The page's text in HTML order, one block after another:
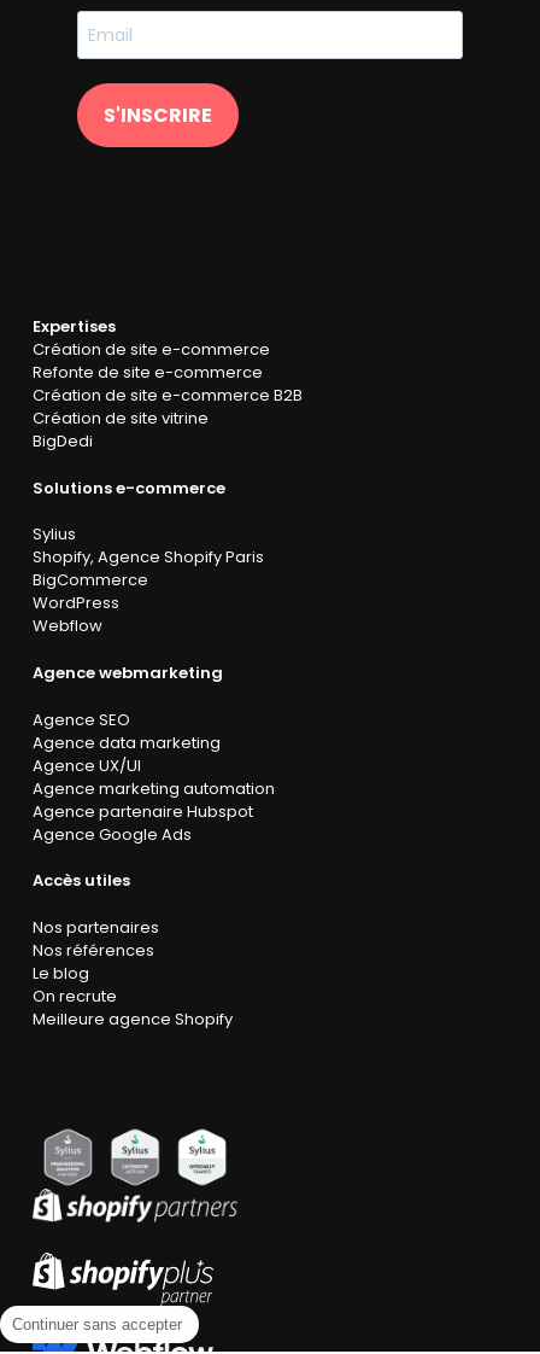
S'INSCRIRE
Expertises
Création de site e-commerce
Refonte de site e-commerce
Création de site e-commerce B2B
Création de site vitrine
BigDedi
Solutions e-commerce
Sylius
Shopify, Agence Shopify Paris
BigCommerce
WordPress
Webflow
Agence webmarketing
Agence SEO
Agence data marketing
Agence UX/UI
Agence marketing automation
Agence partenaire Hubspot
Agence Google Ads
Accès utiles
Nos partenaires
Nos références
Le blog
On recrute
Meilleure agence Shopify
Continuer sans accepter